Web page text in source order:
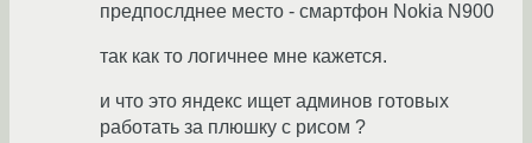
предпослднее место - смартфон Nokia N900
так как то логичнее мне кажется.
и что это яндекс ищет админов готовых
работать за плюшку с рисом ?